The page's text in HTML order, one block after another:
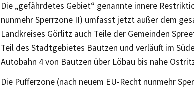
Die „gefährdetes Gebiet“ genannte innere
nunmehr Sperrzone II) umfasst jetzt außer dem
Landkreises Görlitz auch Teile der Gemeinden
Teil des Stadtgebietes Bautzen und verläuft im
Autobahn 4 von Bautzen über Löbau bis nahe
Die Pufferzone (nach neuem EU-Recht nunmehr